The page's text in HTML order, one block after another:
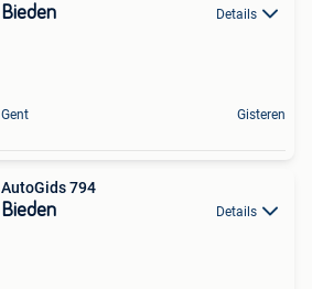
Bieden Details
Gent Gisteren
AutoGids 794
Bieden Details